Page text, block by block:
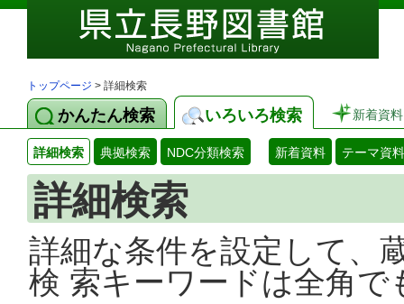
トップページ > 詳細検索
かんたん検索 いろいろ検索 新着資料
詳細検索 典拠検索 NDC分類検索 新着資料 テーマ資料
詳細検索
詳細な条件を設定して、
検 索キーワードは全角